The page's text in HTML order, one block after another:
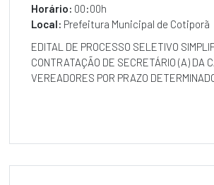
Horário: 00:00h
Local: Prefeitura Municipal de Cotiporã
EDITAL DE PROCESSO SELETIVO
CONTRATAÇÃO DE SECRETÁRIO (A) DA
VEREADORES POR PRAZO